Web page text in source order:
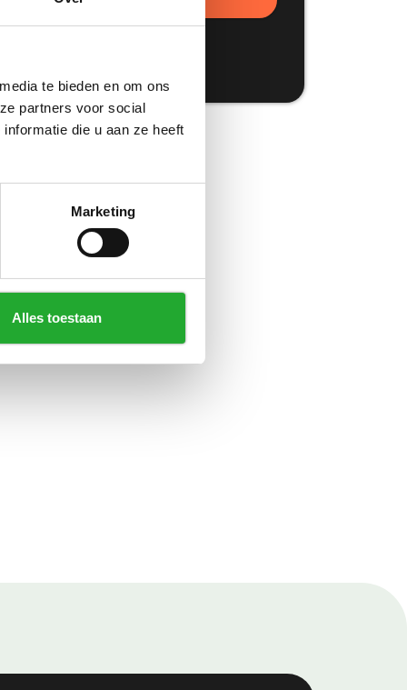
te bieden en om ons
partners voor social
die u aan ze heeft
Marketing
Alles toestaan